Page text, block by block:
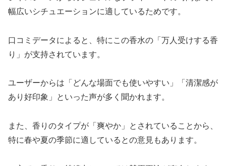
幅広いシチュエーションに適しているためです。
口コミデータによると、特にこの香水の「万人受けする香
り」が支持されています。
ユーザーからは「どんな場面でも使いやすい」「清潔感が
あり好印象」といった声が多く聞かれます。
また、香りのタイプが「爽やか」とされていることから、
特に春や夏の季節に適しているとの意見もあります。